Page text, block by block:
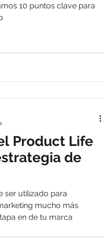
10 puntos clave para
Product Life
de
ser utilizado para
mucho más
en de tu marca